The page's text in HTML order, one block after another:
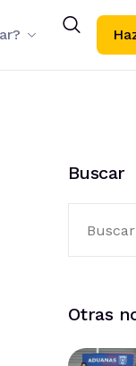
Buscar
Otras